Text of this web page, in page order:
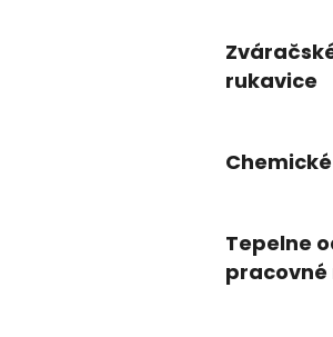
rukavice
Tepelne
pracovné